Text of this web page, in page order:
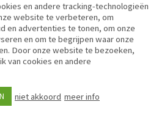
op de website van de AFM
| Cookies | Werkwijze
2026
en andere tracking-technologieën
website te verbeteren, om
en advertenties te tonen, om onze
en om te begrijpen waar onze
Door onze website te bezoeken,
van cookies en andere
niet akkoord meer info